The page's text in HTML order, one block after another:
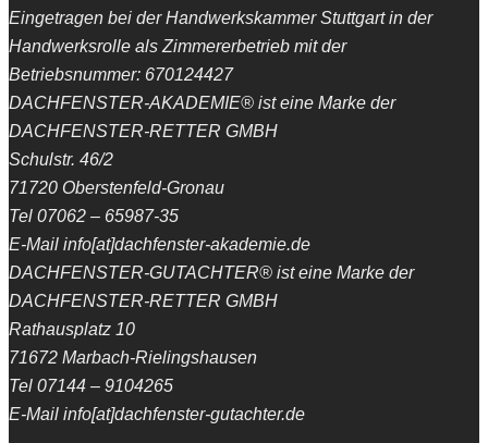
Eingetragen bei der Handwerkskammer Stuttgart in der
Handwerksrolle als Zimmererbetrieb mit der
Betriebsnummer: 670124427
DACHFENSTER-AKADEMIE® ist eine Marke der
DACHFENSTER-RETTER GMBH
Schulstr. 46/2
71720 Oberstenfeld-Gronau
Tel 07062 – 65987-35
E-Mail info[at]dachfenster-akademie.de
DACHFENSTER-GUTACHTER® ist eine Marke der
DACHFENSTER-RETTER GMBH
Rathausplatz 10
71672 Marbach-Rielingshausen
Tel 07144 – 9104265
E-Mail info[at]dachfenster-gutachter.de